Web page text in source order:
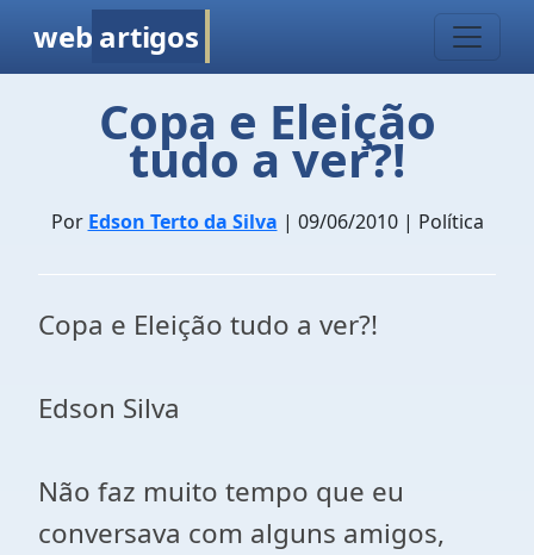
web artigos
Copa e Eleição
tudo a ver?!
Por Edson Terto da Silva | 09/06/2010 | Política
Copa e Eleição tudo a ver?!
Edson Silva
Não faz muito tempo que eu
conversava com alguns amigos,